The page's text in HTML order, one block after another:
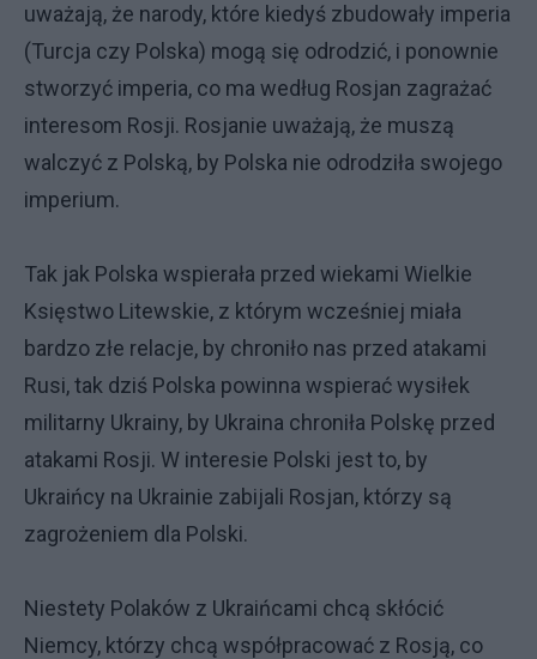
uważają, że narody, które kiedyś zbudowały imperia
(Turcja czy Polska) mogą się odrodzić, i ponownie
stworzyć imperia, co ma według Rosjan zagrażać
interesom Rosji. Rosjanie uważają, że muszą
walczyć z Polską, by Polska nie odrodziła swojego
imperium.
Tak jak Polska wspierała przed wiekami Wielkie
Księstwo Litewskie, z którym wcześniej miała
bardzo złe relacje, by chroniło nas przed atakami
Rusi, tak dziś Polska powinna wspierać wysiłek
militarny Ukrainy, by Ukraina chroniła Polskę przed
atakami Rosji. W interesie Polski jest to, by
Ukraińcy na Ukrainie zabijali Rosjan, którzy są
zagrożeniem dla Polski.
Niestety Polaków z Ukraińcami chcą skłócić
Niemcy, którzy chcą współpracować z Rosją, co